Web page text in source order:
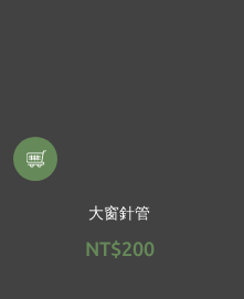
大窗針管
NT$200